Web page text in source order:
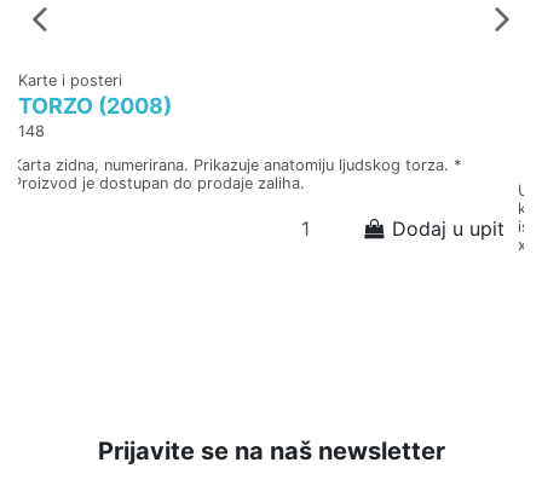
Karte i posteri
TORZO (2008)
148
Karta zidna, numerirana. Prikazuje anatomiju ljudskog torza. *
Proizvod je dostupan do prodaje zaliha.
Dodaj u upit
U
x
Prijavite se na naš newsletter